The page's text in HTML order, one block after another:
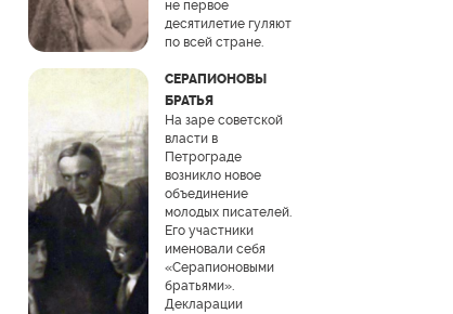
не первое
десятилетие гуляют
по всей стране.
СЕРАПИОНОВЫ
БРАТЬЯ
На заре советской
власти в
Петрограде
возникло новое
объединение
молодых писателей.
Его участники
именовали себя
«Серапионовыми
братьями».
Декларации